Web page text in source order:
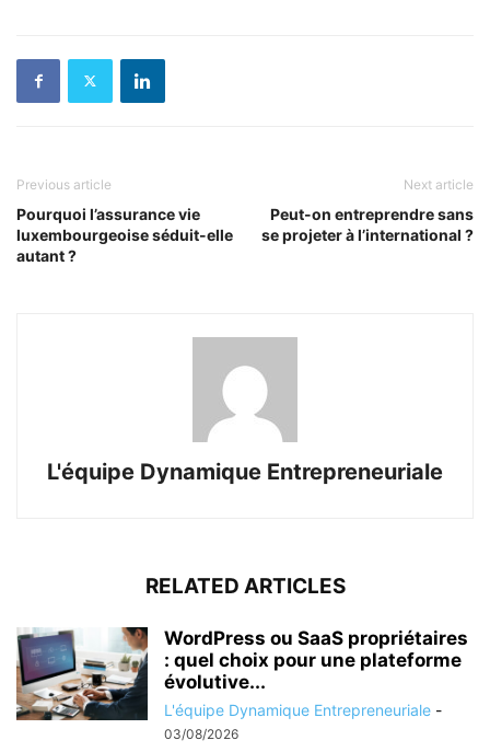
Previous article
Pourquoi l’assurance vie
luxembourgeoise séduit-elle
autant ?
Next article
Peut-on entreprendre sans
se projeter à l’international ?
L'équipe Dynamique Entrepreneuriale
RELATED ARTICLES
WordPress ou SaaS propriétaires
: quel choix pour une plateforme
évolutive...
L'équipe Dynamique Entrepreneuriale -
03/08/2026